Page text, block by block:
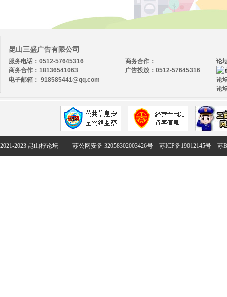
昆山三盛广告有限公司
服务电话：0512-57645316
商务合作：18136541063
电子邮箱： 918585441@qq.com
论
论
论
商务合作：
广告投放：0512-57645316
2021-2023 昆山柠论坛 苏公网安备 32058302003426号 苏ICP备19012145号 苏